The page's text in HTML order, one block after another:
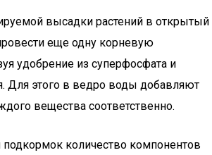
высадки растений в открытый
еще одну корневую
удобрение из суперфосфата и
Для этого в ведро воды добавляют
вещества соответственно.
количество компонентов